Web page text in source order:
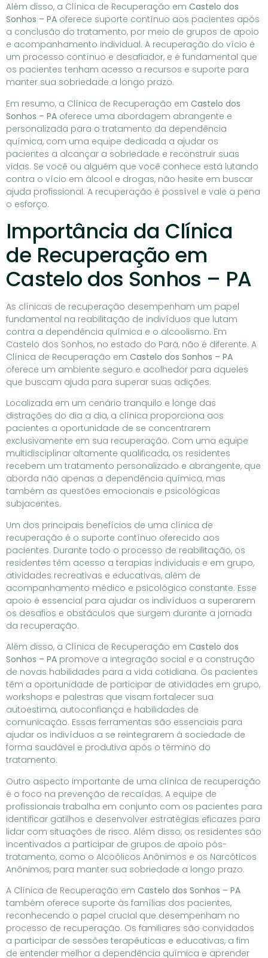
Além disso, a Clínica de Recuperação em Castelo dos
Sonhos – PA oferece suporte contínuo aos pacientes após
a conclusão do tratamento, por meio de grupos de apoio
e acompanhamento individual. A recuperação do vício é
um processo contínuo e desafiador, e é fundamental que
os pacientes tenham acesso a recursos e suporte para
manter sua sobriedade a longo prazo.
Em resumo, a Clínica de Recuperação em Castelo dos
Sonhos – PA oferece uma abordagem abrangente e
personalizada para o tratamento da dependência
química, com uma equipe dedicada a ajudar os
pacientes a alcançar a sobriedade e reconstruir suas
vidas. Se você ou alguém que você conhece está lutando
contra o vício em álcool e drogas, não hesite em buscar
ajuda profissional. A recuperação é possível e vale a pena
o esforço.
Importância da Clínica
de Recuperação em
Castelo dos Sonhos – PA
As clínicas de recuperação desempenham um papel
fundamental na reabilitação de indivíduos que lutam
contra a dependência química e o alcoolismo. Em
Castelo dos Sonhos, no estado do Pará, não é diferente. A
Clínica de Recuperação em Castelo dos Sonhos – PA
oferece um ambiente seguro e acolhedor para aqueles
que buscam ajuda para superar suas adições.
Localizada em um cenário tranquilo e longe das
distrações do dia a dia, a clínica proporciona aos
pacientes a oportunidade de se concentrarem
exclusivamente em sua recuperação. Com uma equipe
multidisciplinar altamente qualificada, os residentes
recebem um tratamento personalizado e abrangente, que
aborda não apenas a dependência química, mas
também as questões emocionais e psicológicas
subjacentes.
Um dos principais benefícios de uma clínica de
recuperação é o suporte contínuo oferecido aos
pacientes. Durante todo o processo de reabilitação, os
residentes têm acesso a terapias individuais e em grupo,
atividades recreativas e educativas, além de
acompanhamento médico e psicológico constante. Esse
apoio é essencial para ajudar os indivíduos a superarem
os desafios e obstáculos que surgem durante a jornada
da recuperação.
Além disso, a Clínica de Recuperação em Castelo dos
Sonhos – PA promove a integração social e a construção
de novas habilidades para a vida cotidiana. Os pacientes
têm a oportunidade de participar de atividades em grupo,
workshops e palestras que visam fortalecer sua
autoestima, autoconfiança e habilidades de
comunicação. Essas ferramentas são essenciais para
ajudar os indivíduos a se reintegrarem à sociedade de
forma saudável e produtiva após o término do
tratamento.
Outro aspecto importante de uma clínica de recuperação
é o foco na prevenção de recaídas. A equipe de
profissionais trabalha em conjunto com os pacientes para
identificar gatilhos e desenvolver estratégias eficazes para
lidar com situações de risco. Além disso, os residentes são
incentivados a participar de grupos de apoio pós-
tratamento, como o Alcoólicos Anônimos e os Narcóticos
Anônimos, para manter sua sobriedade a longo prazo.
A Clínica de Recuperação em Castelo dos Sonhos – PA
também oferece suporte às famílias dos pacientes,
reconhecendo o papel crucial que desempenham no
processo de recuperação. Os familiares são convidados
a participar de sessões terapêuticas e educativas, a fim
de entender melhor a dependência química e aprender